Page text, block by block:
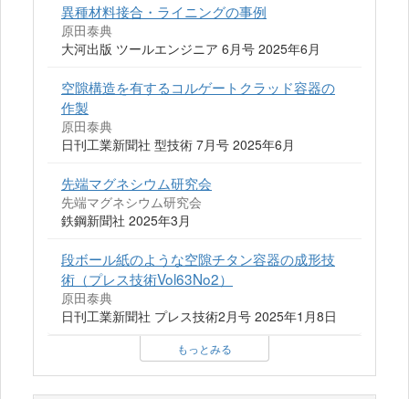
異種材料接合・ライニングの事例
原田泰典
大河出版 ツールエンジニア 6月号 2025年6月
空隙構造を有するコルゲートクラッド容器の
作製
原田泰典
日刊工業新聞社 型技術 7月号 2025年6月
先端マグネシウム研究会
先端マグネシウム研究会
鉄鋼新聞社 2025年3月
段ボール紙のような空隙チタン容器の成形技
術（プレス技術Vol63No2）
原田泰典
日刊工業新聞社 プレス技術2月号 2025年1月8日
もっとみる